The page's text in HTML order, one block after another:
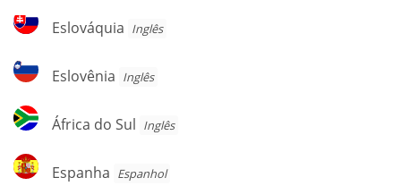
Eslováquia
Eslováquia Inglês
Eslovênia
Eslovênia Inglês
África
do
África do Sul Inglês
Espanha
Espanha Espanhol